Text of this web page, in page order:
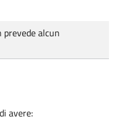
alcun
avere: